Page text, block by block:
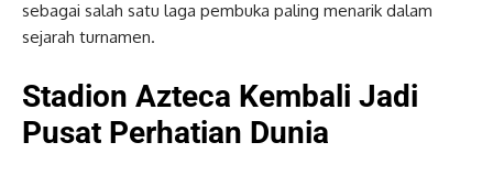
sebagai salah satu laga pembuka paling menarik dalam
sejarah turnamen.
Stadion Azteca Kembali Jadi
Pusat Perhatian Dunia